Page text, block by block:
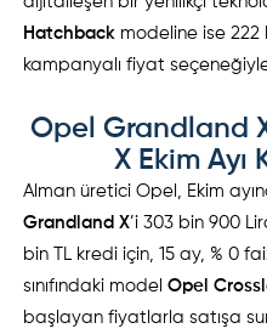
Hatchback modeline ise
kampanyalı fiyat
Opel Grandland
X Ekim Ayı
Alman üretici Opel, Ekim
Grandland X’i 303 bin 900
bin TL kredi için, 15 ay, % 0
sınıfındaki modelOpel
başlayan fiyatlarla satışa